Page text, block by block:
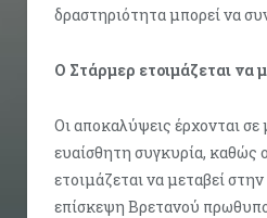
δραστηριότητα μπορεί να
Ο Στάρμερ ετοιμάζεται να
Οι αποκαλύψεις έρχονται σε
ευαίσθητη συγκυρία, καθώς
ετοιμάζεται να μεταβεί
επίσκεψη Βρετανού